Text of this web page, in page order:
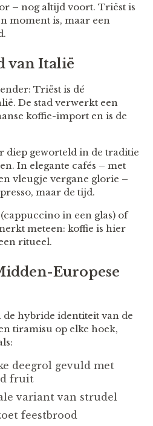
– nog altijd voort. Triëst is
moment is, maar een
van Italië
Triëst is dé
De stad verwerkt een
koffie-import en is de
diep geworteld in de traditie
In elegante cafés – met
vleugje vergane glorie –
maar de tijd.
(cappuccino in een glas) of
meteen: koffie is hier
ritueel.
Europese
de hybride identiteit van de
tiramisu op elke hoek,
deegrol gevuld met
fruit
variant van strudel
feestbrood